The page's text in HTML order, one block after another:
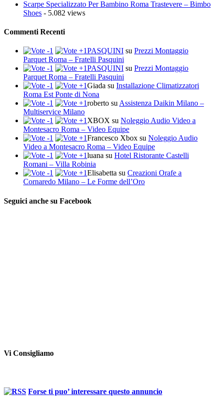
Scarpe Specializzato Per Bambino Roma Trastevere – Bimbo
Shoes - 5.082 views
Commenti Recenti
PASQUINI su Prezzi Montaggio
Parquet Roma – Fratelli Pasquini
PASQUINI su Prezzi Montaggio
Parquet Roma – Fratelli Pasquini
Giada su Installazione Climatizzatori
Roma Est Ponte di Nona
roberto su Assistenza Daikin Milano –
Multiservice Milano
XBOX su Noleggio Audio Video a
Montesacro Roma – Video Equipe
Francesco Xbox su Noleggio Audio
Video a Montesacro Roma – Video Equipe
luana su Hotel Ristorante Castelli
Romani – Villa Robinia
Elisabetta su Creazioni Orafe a
Cornaredo Milano – Le Forme dell’Oro
Seguici anche su Facebook
Vi Consigliamo
Forse ti puo’ interessare questo annuncio